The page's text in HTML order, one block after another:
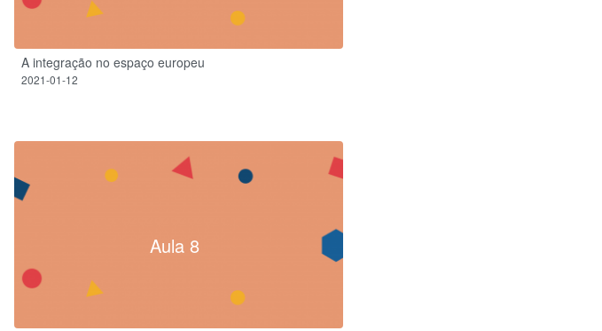
A integração no espaço europeu
2021-01-12
Aula 8